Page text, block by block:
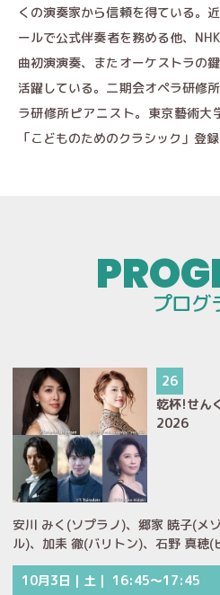
くの演奏家から信頼を得ている。
ールで公式伴奏者を務める他、
曲初演演奏、またオーケストラの
活躍している。二期会オペラ研修
ラ研修所ピアニスト。東京藝術大
「こどものためのクラシック」登録
プログ
26
乾杯!せん
2026
安川 みく(ソプラノ)、郷家 暁子(メ
ル)、加耒 徹(バリトン)、石野 真穂(
10月3日｜土｜ 16:45～17:45